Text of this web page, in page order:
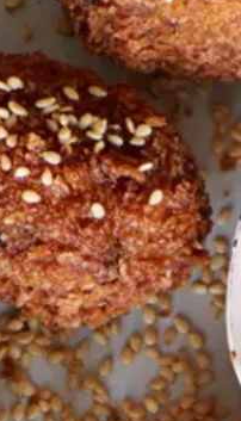
opskrift
saftige og spændstige
med en intens og let
dip. Hvis du laver både
og dippen, så bag
og peberfrugter